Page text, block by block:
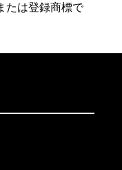
たは登録商標で